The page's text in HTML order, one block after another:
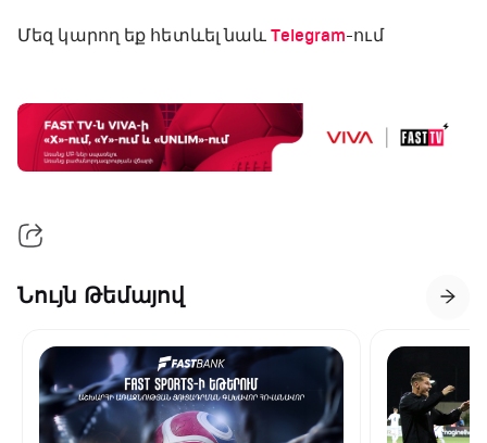
Մեզ կարող եք հետևել նաև Telegram-ում
Նույն Թեմայով